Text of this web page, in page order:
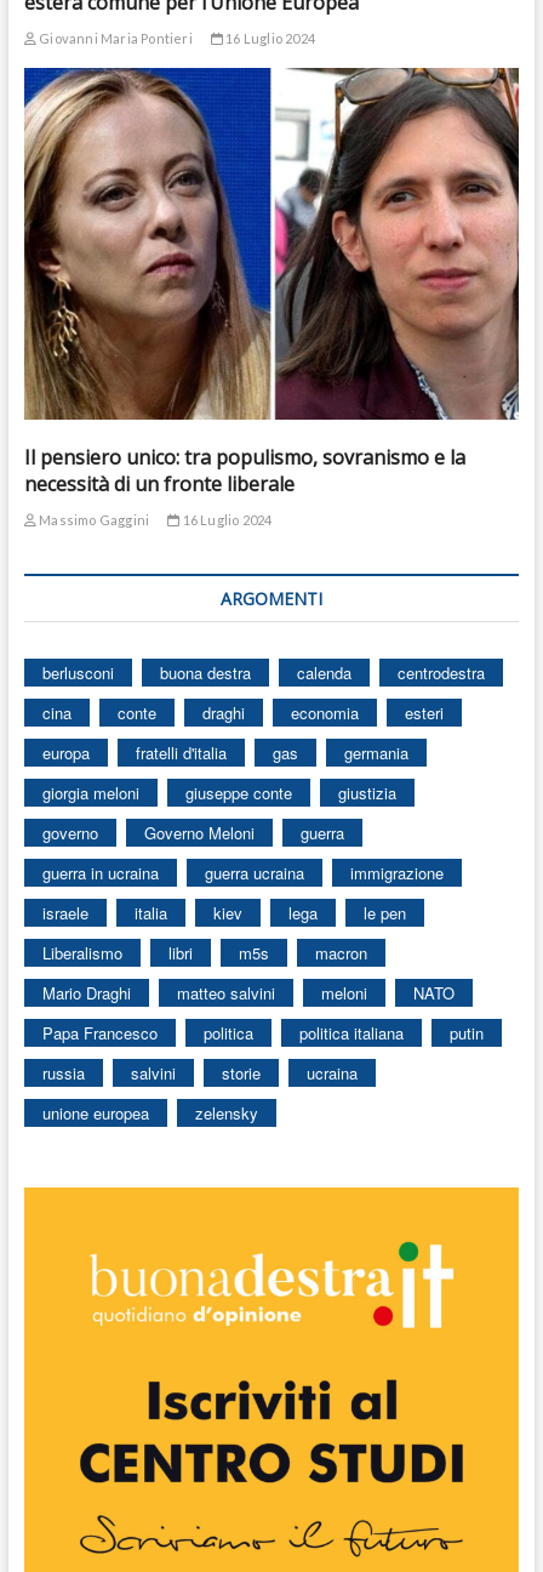
Giovanni Maria Pontieri 16 Luglio 2024
Il pensiero unico: tra populismo, sovranismo e la
necessità di un fronte liberale
Massimo Gaggini 16 Luglio 2024
ARGOMENTI
berlusconi buona destra calenda
centrodestra
cina
conte draghi economia
esteri
europa
fratelli d'italia gas
germania
giorgia meloni
giuseppe conte
giustizia
governo
Governo Meloni
guerra
guerra in ucraina
guerra ucraina
immigrazione
israele
italia kiev lega
le pen
Liberalismo
libri m5s
macron
Mario Draghi
matteo salvini meloni
NATO
Papa Francesco
politica politica italiana
putin
russia
salvini storie
ucraina
unione europea
zelensky